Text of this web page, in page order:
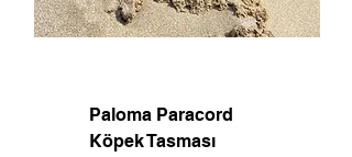
Paloma Paracord
Köpek Tasması